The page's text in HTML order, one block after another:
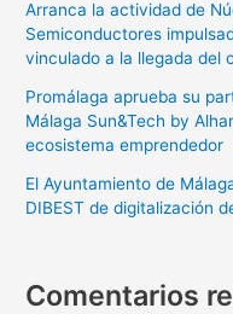
Arranca la actividad de
Semiconductores
vinculado a la llegada del
Promálaga aprueba su
Málaga Sun&Tech by
ecosistema emprendedor
El Ayuntamiento de
DIBEST de digitalización
Comentarios